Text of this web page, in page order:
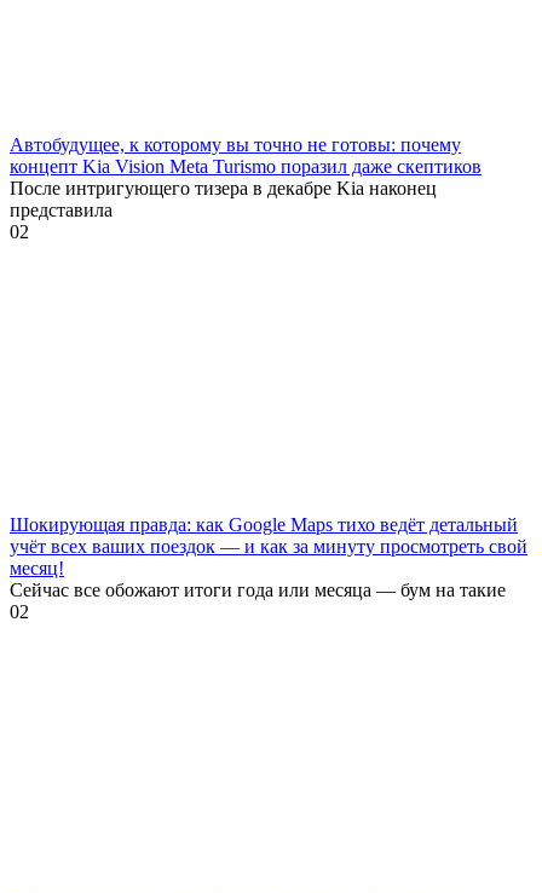
Автобудущее, к которому вы точно не готовы: почему
концепт Kia Vision Meta Turismo поразил даже скептиков
После интригующего тизера в декабре Kia наконец
представила
02
Шокирующая правда: как Google Maps тихо ведёт детальный
учёт всех ваших поездок — и как за минуту просмотреть свой
месяц!
Сейчас все обожают итоги года или месяца — бум на такие
02